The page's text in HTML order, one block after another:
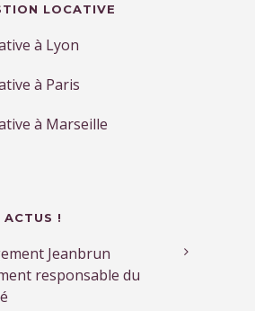
LOCATIVE
à Lyon
à Paris
à Marseille
ACTUS !
Jeanbrun
responsable du